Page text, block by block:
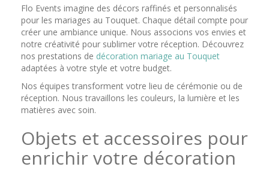
Flo Events imagine des décors raffinés et personnalisés
pour les mariages au Touquet. Chaque détail compte pour
créer une ambiance unique. Nous associons vos envies et
notre créativité pour sublimer votre réception. Découvrez
nos prestations de décoration mariage au Touquet
adaptées à votre style et votre budget.
Nos équipes transforment votre lieu de cérémonie ou de
réception. Nous travaillons les couleurs, la lumière et les
matières avec soin.
Objets et accessoires pour
enrichir votre décoration